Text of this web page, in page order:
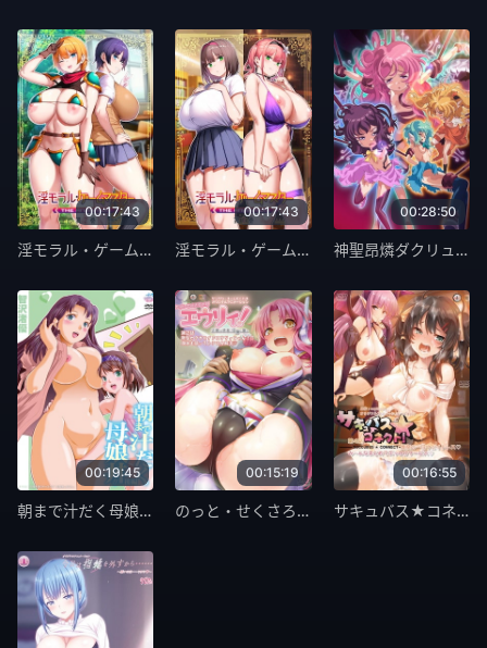
00:17:43
淫モラル・ゲームマスター THE ANIMATION 第2巻 [中文字幕]
00:17:43
淫モラル・ゲームマスター THE ANIMATION 第1巻 [中文字幕]
00:28:50
神聖昂燐ダクリュオン・ルナ 後編 ～堕聖母誕生～ [中文字幕]
00:19:45
朝まで汁だく母娘丼!! 後編[智沢渚優] [中文字幕]
00:15:19
のっと・せくさろいど・エウリィ！ 第2話 新型セクサロイドエウリィちゃん!? 身体を張ってトラブル解決 [中文字幕]
00:16:55
サキュバス★コネクト！ 第4話 唯奈の一日ウェイトレス み～んなまとめてぶっかけサービス [中文字幕]